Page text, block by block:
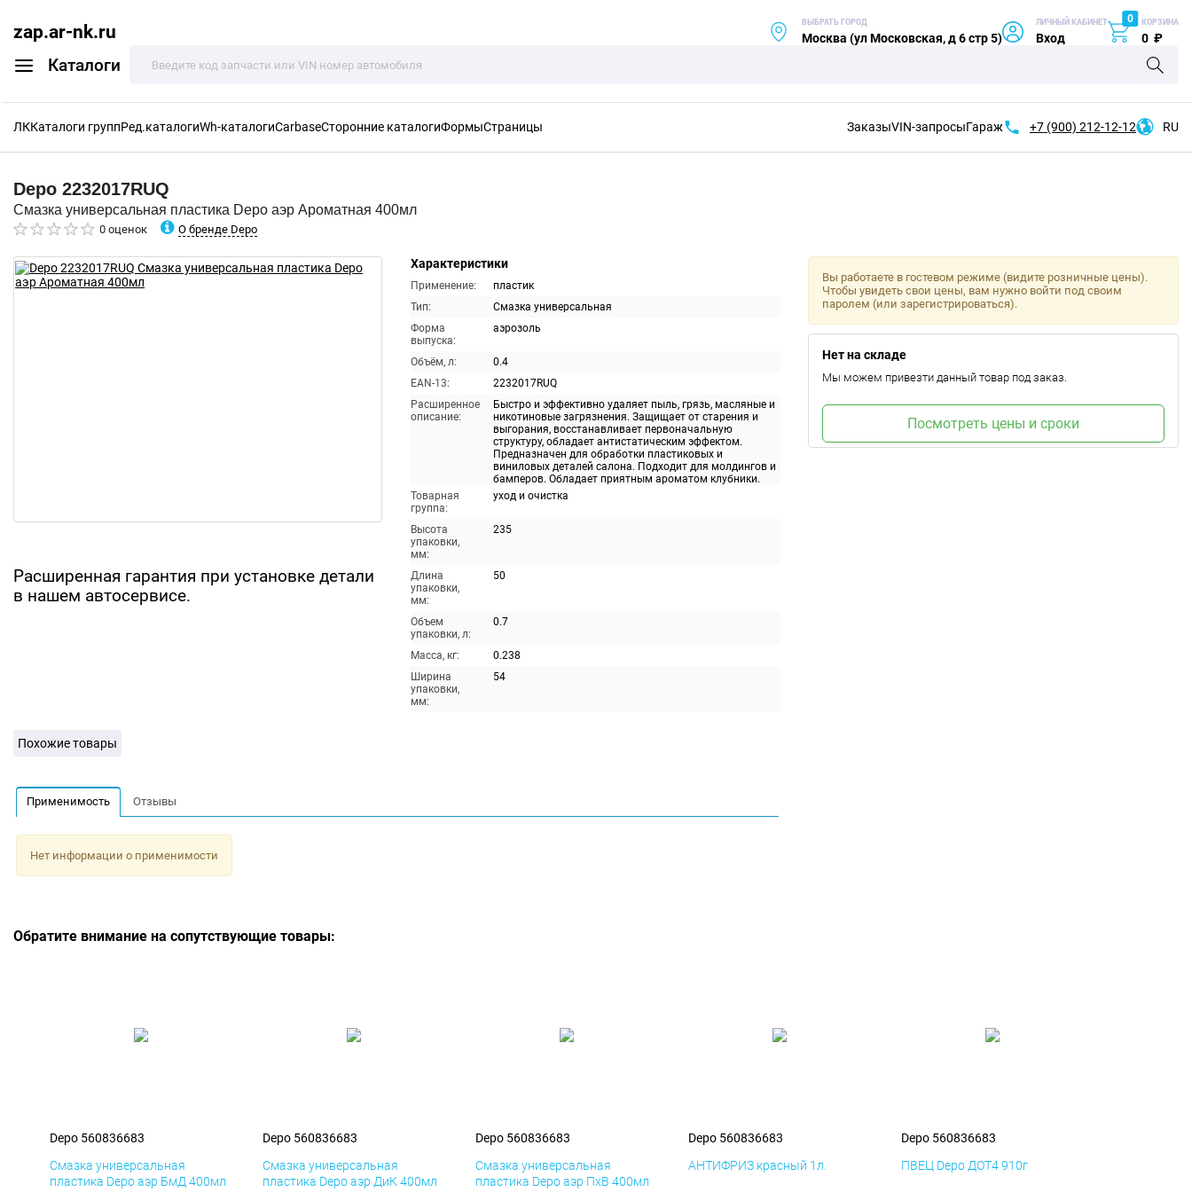
zap.ar-nk.ru
Каталоги
ВЫБРАТЬ ГОРОД
Москва (ул Московская, д 6 стр 5)
ЛИЧНЫЙ КАБИНЕТ
Вход
0 КОРЗИНА
0 ₽
ЛККаталоги группРед.каталогиWh-каталогиCarbaseСторонние каталогиФормыСтраницы ЗаказыVIN-запросыГараж +7 (900) 212-12-12 RU
Depo 2232017RUQ
Смазка универсальная пластика Depo аэр Ароматная 400мл
0 оценок О бренде Depo
Расширенная гарантия при установке детали
в нашем автосервисе.
Характеристики
Применение:
пластик
Тип:
Смазка универсальная
Форма
выпуска:
аэрозоль
Объём, л:
0.4
EAN-13:
2232017RUQ
Расширенное
описание:
Быстро и эффективно удаляет пыль, грязь, масляные и
никотиновые загрязнения. Защищает от старения и
выгорания, восстанавливает первоначальную
структуру, обладает антистатическим эффектом.
Предназначен для обработки пластиковых и
виниловых деталей салона. Подходит для молдингов и
бамперов. Обладает приятным ароматом клубники.
Товарная
группа:
уход и очистка
Высота
упаковки,
мм:
235
Длина
упаковки,
мм:
50
Объем
упаковки, л:
0.7
Масса, кг:
0.238
Ширина
упаковки,
мм:
54
Вы работаете в гостевом режиме (видите розничные цены).
Чтобы увидеть свои цены, вам нужно войти под своим
паролем (или зарегистрироваться).
Нет на складе
Мы можем привезти данный товар под заказ.
Посмотреть цены и сроки
Похожие товары
Применимость Отзывы
Нет информации о применимости
Обратите внимание на сопутствующие товары:
Depo 560836683
Смазка универсальная
пластика Depo аэр БмД 400мл
Depo 560836683
Смазка универсальная
пластика Depo аэр ДиК 400мл
Depo 560836683
Смазка универсальная
пластика Depo аэр ПхВ 400мл
Depo 560836683
АНТИФРИЗ красный 1л.
Depo 560836683
ПВЕЦ Depo ДОТ4 910г